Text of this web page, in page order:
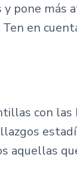
pone más
en
con las
aquellas